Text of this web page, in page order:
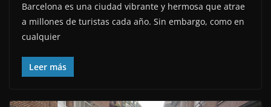
Barcelona es una ciudad vibrante y hermosa que atrae
a millones de turistas cada año. Sin embargo, como en
cualquier
Leer más